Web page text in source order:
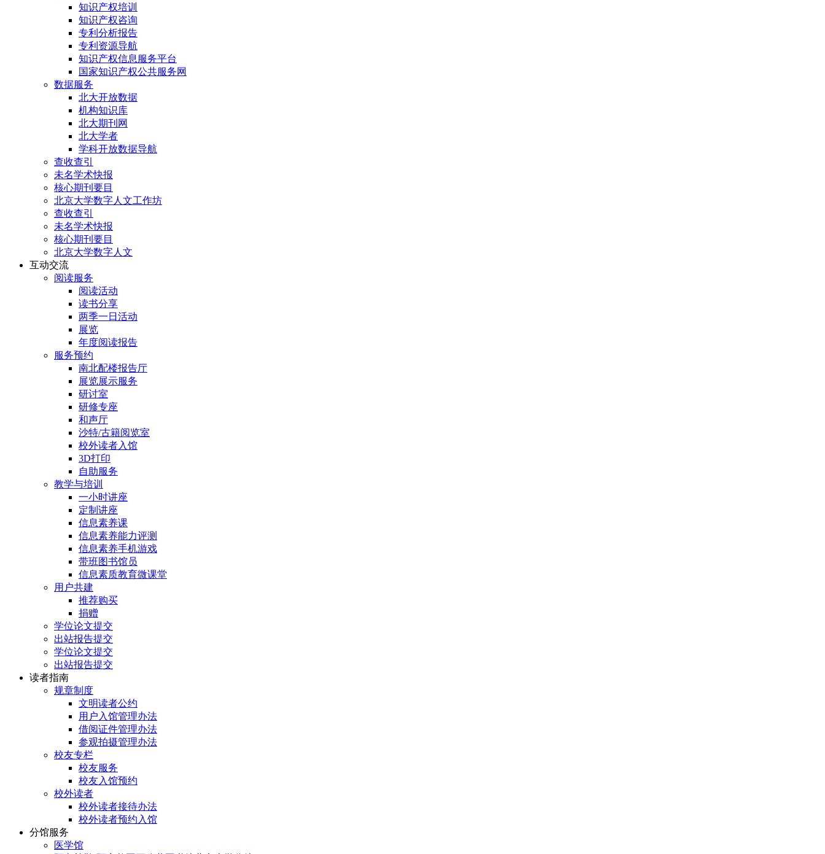
知识产权培训
知识产权咨询
专利分析报告
专利资源导航
知识产权信息服务平台
国家知识产权公共服务网
数据服务
北大开放数据
机构知识库
北大期刊网
北大学者
学科开放数据导航
查收查引
未名学术快报
核心期刊要目
北京大学数字人文工作坊
查收查引
未名学术快报
核心期刊要目
北京大学数字人文
互动交流
阅读服务
阅读活动
读书分享
两季一日活动
展览
年度阅读报告
服务预约
南北配楼报告厅
展览展示服务
研讨室
研修专座
和声厅
沙特/古籍阅览室
校外读者入馆
3D打印
自助服务
教学与培训
一小时讲座
定制讲座
信息素养课
信息素养能力评测
信息素养手机游戏
带班图书馆员
信息素质教育微课堂
用户共建
推荐购买
捐赠
学位论文提交
出站报告提交
学位论文提交
出站报告提交
读者指南
规章制度
文明读者公约
用户入馆管理办法
借阅证件管理办法
参观拍摄管理办法
校友专栏
校友服务
校友入馆预约
校外读者
校外读者接待办法
校外读者预约入馆
分馆服务
医学馆